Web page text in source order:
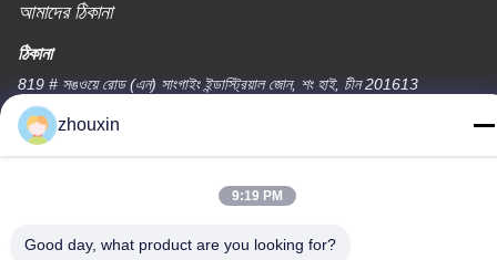
আমাদের ঠিকানা
ঠিকানা
819 # সঙওয়ে রোড (এন) সাংগাইং ইন্ডাস্ট্রিয়াল জোন, শং হাই, চীন 201613
টেলিফোন
86-21-37635838
zhouxin
9:19 PM
Good day, what product are you looking for?